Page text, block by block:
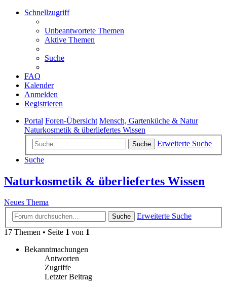
Schnellzugriff
Unbeantwortete Themen
Aktive Themen
Suche
FAQ
Kalender
Anmelden
Registrieren
Portal Foren-Übersicht Mensch, Gartenküche & Natur
Naturkosmetik & überliefertes Wissen
Suche
Erweiterte Suche
Suche
Naturkosmetik & überliefertes Wissen
Neues Thema
Suche
Erweiterte Suche
17 Themen • Seite 1 von 1
Bekanntmachungen
Antworten
Zugriffe
Letzter Beitrag